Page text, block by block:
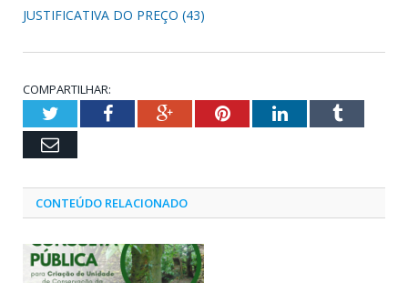
JUSTIFICATIVA DO PREÇO (43)
COMPARTILHAR:
TwitterFacebookGoogle+PinterestLinkedInTumblr
Email
CONTEÚDO RELACIONADO